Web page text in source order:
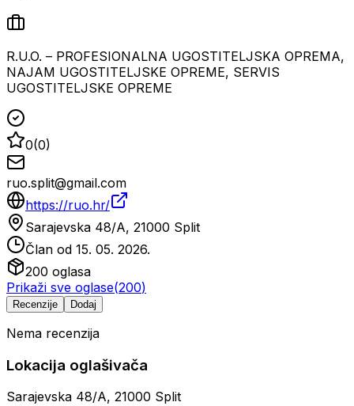
R.U.O. – PROFESIONALNA UGOSTITELJSKA OPREMA,
NAJAM UGOSTITELJSKE OPREME, SERVIS
UGOSTITELJSKE OPREME
0(0)
ruo.split@gmail.com
https://ruo.hr/
Sarajevska 48/A, 21000 Split
Član od 15. 05. 2026.
200 oglasa
Prikaži sve oglase(200)
Recenzije Dodaj
Nema recenzija
Lokacija oglašivača
Sarajevska 48/A, 21000 Split